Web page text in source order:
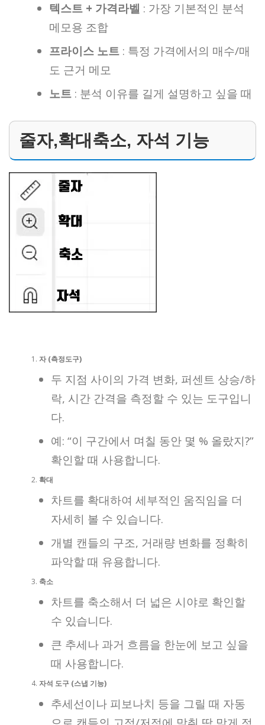
텍스트 + 가격라벨 : 가장 기본적인 분석
메모용 조합
프라이스 노트: 특정 가격에서의 매수/매
도 근거 메모
노트: 분석 이유를 길게 설명하고 싶을 때
줄자,확대축소, 자석 기능
자 (측정도구)
두 지점 사이의 가격 변화, 퍼센트 상승/하
락, 시간 간격을 측정할 수 있는 도구입니
다.
예: “이 구간에서 며칠 동안 몇 % 올랐지?”
확인할 때 사용합니다.
확대
차트를 확대하여 세부적인 움직임을 더
자세히 볼 수 있습니다.
개별 캔들의 구조, 거래량 변화를 정확히
파악할 때 유용합니다.
축소
차트를 축소해서 더 넓은 시야로 확인할
수 있습니다.
큰 추세나 과거 흐름을 한눈에 보고 싶을
때 사용합니다.
자석 도구 (스냅 기능)
추세선이나 피보나치 등을 그릴 때 자동